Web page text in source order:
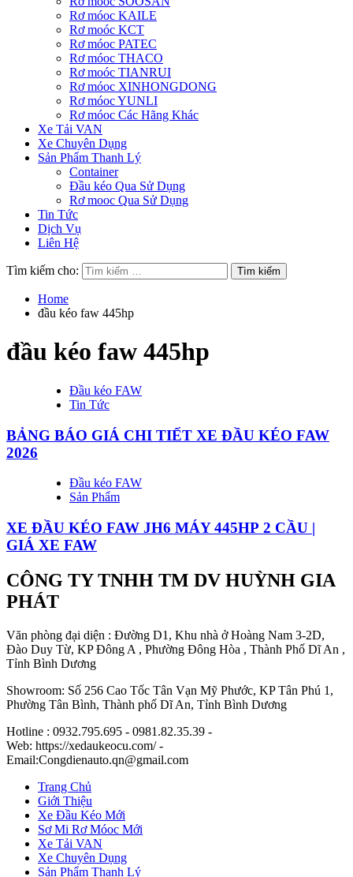
Rơ móoc KAILE
Rơ moóc KCT
Rơ móoc PATEC
Rơ móoc THACO
Rơ moóc TIANRUI
Rơ móoc XINHONGDONG
Rơ móoc YUNLI
Rơ móoc Các Hãng Khác
Xe Tải VAN
Xe Chuyên Dụng
Sản Phẩm Thanh Lý
Container
Đầu kéo Qua Sử Dụng
Rơ mooc Qua Sử Dụng
Tin Tức
Dịch Vụ
Liên Hệ
Tìm kiếm cho:
Home
đầu kéo faw 445hp
đầu kéo faw 445hp
Đầu kéo FAW
Tin Tức
BẢNG BÁO GIÁ CHI TIẾT XE ĐẦU KÉO FAW
2026
Đầu kéo FAW
Sản Phẩm
XE ĐẦU KÉO FAW JH6 MÁY 445HP 2 CẦU |
GIÁ XE FAW
CÔNG TY TNHH TM DV HUỲNH GIA
PHÁT
Văn phòng đại diện : Đường D1, Khu nhà ở Hoàng Nam 3-2D,
Đào Duy Từ, KP Đông A , Phường Đông Hòa , Thành Phố Dĩ An ,
Tỉnh Bình Dương
Showroom: Số 256 Cao Tốc Tân Vạn Mỹ Phước, KP Tân Phú 1,
Phường Tân Bình, Thành phố Dĩ An, Tỉnh Bình Dương
Hotline : 0932.795.695 - 0981.82.35.39 -
Web: https://xedaukeocu.com/ -
Email:Congdienauto.qn@gmail.com
Trang Chủ
Giới Thiệu
Xe Đầu Kéo Mới
Sơ Mi Rơ Móoc Mới
Xe Tải VAN
Xe Chuyên Dụng
Sản Phẩm Thanh Lý